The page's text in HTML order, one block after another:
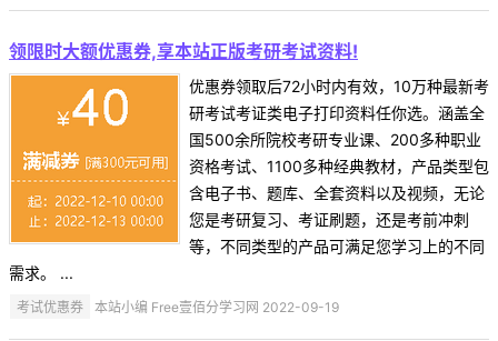
领限时大额优惠券,享本站正版考研考试资料!
优惠券领取后72小时内有效，10万种最新考
研考试考证类电子打印资料任你选。涵盖全
国500余所院校考研专业课、200多种职业
资格考试、1100多种经典教材，产品类型包
含电子书、题库、全套资料以及视频，无论
您是考研复习、考证刷题，还是考前冲刺
等，不同类型的产品可满足您学习上的不同
需求。 ...
考试优惠券 本站小编 Free壹佰分学习网 2022-09-19